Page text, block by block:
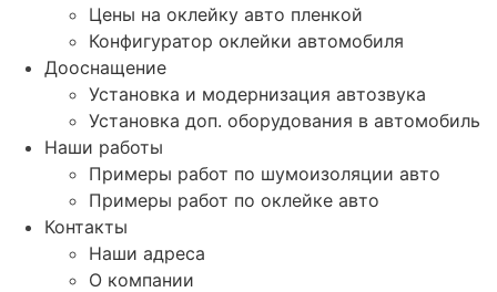
Цены на оклейку авто пленкой
Конфигуратор оклейки автомобиля
Дооснащение
Установка и модернизация автозвука
Установка доп. оборудования в автомобиль
Наши работы
Примеры работ по шумоизоляции авто
Примеры работ по оклейке авто
Контакты
Наши адреса
О компании